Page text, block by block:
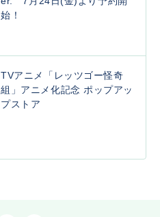
始！
TVアニメ「レッツゴー怪奇
組」アニメ化記念 ポップアッ
プストア